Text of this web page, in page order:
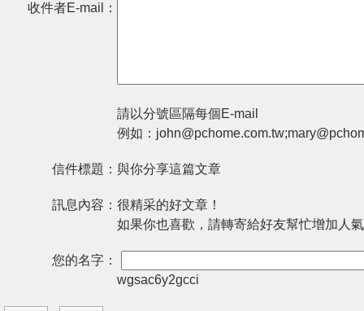
收件者E-mail：
請以分號區隔每個E-mail
例如：
信件標題： 與你分享這篇文章
訊息內容： 很精采的好文章！
如果你也喜歡，請轉寄給好友幫忙增加人
您的名字：
wgsac6y2gcci